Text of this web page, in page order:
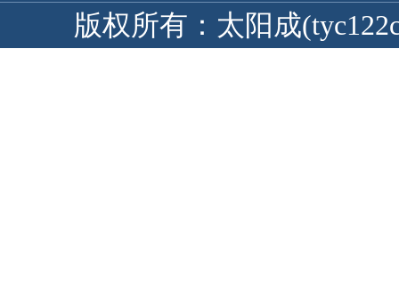
版权所有：太阳成